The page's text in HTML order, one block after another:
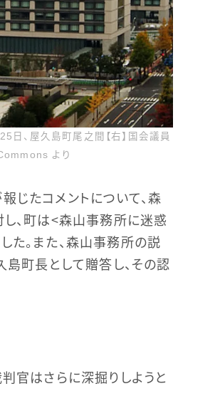
日、屋久島町尾之間【右】国会議員
より
じたコメントについて、森
、町は＜森山事務所に迷惑
た。また、森山事務所の説
島町長として贈答し、その認
官はさらに深掘りしようと